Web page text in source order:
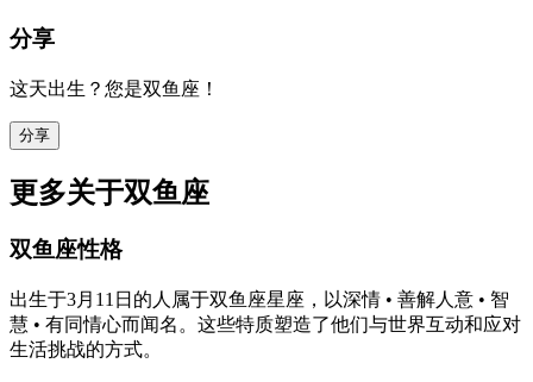
分享
这天出生？您是双鱼座！
分享
更多关于双鱼座
双鱼座性格
出生于3月11日的人属于双鱼座星座，以深情 • 善解人意 • 智
慧 • 有同情心而闻名。这些特质塑造了他们与世界互动和应对
生活挑战的方式。